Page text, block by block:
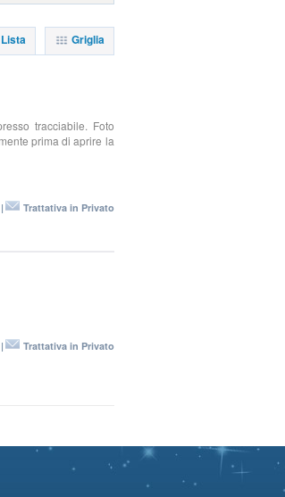
Griglia
Lista
tracciabile. Foto
prima di aprire la
Trattativa in Privato
Trattativa in Privato